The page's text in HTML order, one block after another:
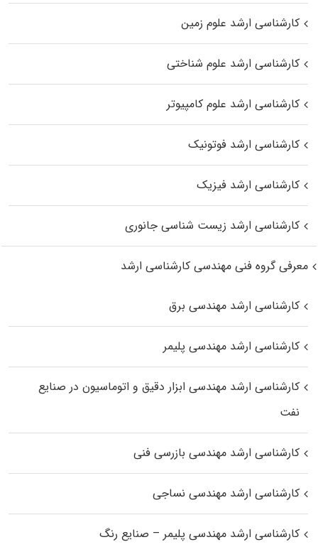
کارشناسی ارشد علوم زمین
کارشناسی ارشد علوم شناختی
کارشناسی ارشد علوم کامپیوتر
کارشناسی ارشد فوتونیک
کارشناسی ارشد فیزیک
کارشناسی ارشد زیست‌ شناسی جانوری
معرفی گروه فنی مهندسی کارشناسی ارشد
کارشناسی ارشد مهندسی برق
کارشناسی ارشد مهندسی پلیمر
کارشناسی ارشد مهندسی ابزار دقیق و اتوماسیون در صنایع
نفت
کارشناسی ارشد مهندسی بازرسی فنی
کارشناسی ارشد مهندسی نساجی
کارشناسی ارشد مهندسی پلیمر – صنایع رنگ